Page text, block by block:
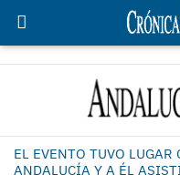
EL EVENTO TUVO
ANDALUCÍA Y A ÉL